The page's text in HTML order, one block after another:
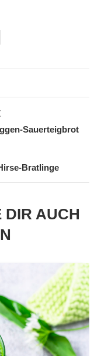
Sauerteigbrot
Bratlinge
DIR AUCH